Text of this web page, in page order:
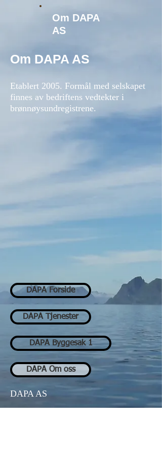
Om DAPA
AS
Om DAPA AS
Etablert 2005. Formål med selskapet
finnes av bedriftens vedtekter i
brønnøysundregistrene.
DAPA Forside
DAPA Tjenester
DAPA Byggesak 1
DAPA Om oss
DAPA AS